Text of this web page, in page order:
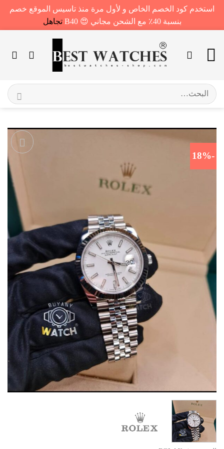
استخدم كود الخصم الخاص و لأول مرة منذ تاسيس الموقع خصم
بنسبة 40٪ مع الشحن مجاني 😍 B40
تجاهل
للمحتوى
البحث
عن:
-18%